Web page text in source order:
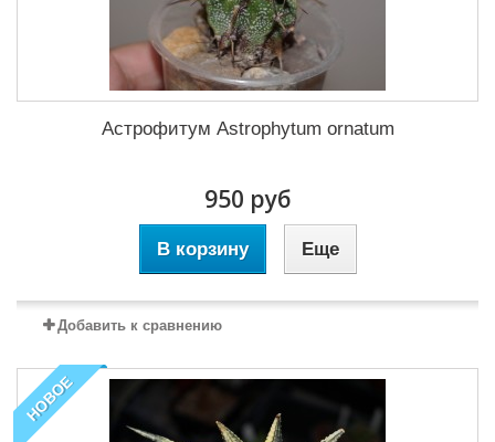
Астрофитум Astrophytum ornatum
950 руб
В корзину Еще
Добавить к сравнению
НОВОЕ